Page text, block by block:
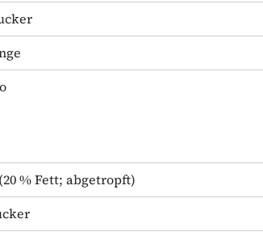
(20 % Fett; abgetropft)